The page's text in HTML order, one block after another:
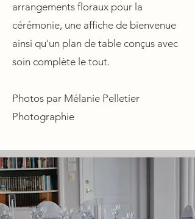
arrangements floraux pour la
cérémonie, une affiche de bienvenue
ainsi qu'un plan de table conçus avec
soin complète le tout.
Photos par Mélanie Pelletier
Photographie